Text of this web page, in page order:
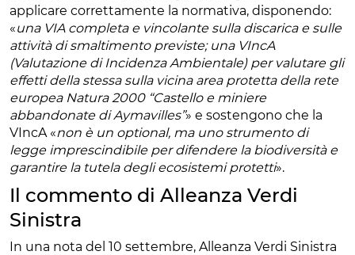
applicare correttamente la normativa, disponendo:
«una VIA completa e vincolante sulla discarica e sulle
attività di smaltimento previste; una VIncA
(Valutazione di Incidenza Ambientale) per valutare gli
effetti della stessa sulla vicina area protetta della rete
europea Natura 2000 “Castello e miniere
abbandonate di Aymavilles”» e sostengono che la
VIncA «non è un optional, ma uno strumento di
legge imprescindibile per difendere la biodiversità e
garantire la tutela degli ecosistemi protetti».
Il commento di Alleanza Verdi
Sinistra
In una nota del 10 settembre, Alleanza Verdi Sinistra